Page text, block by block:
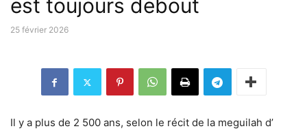
est toujours debout
25 février 2026
Il y a plus de 2 500 ans, selon le récit de la meguilah d’